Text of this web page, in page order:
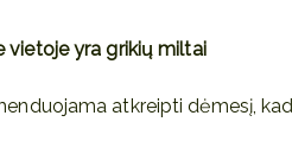
vietoje yra grikių miltai
atkreipti dėmesį,